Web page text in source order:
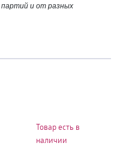
партий и от разных
Товар есть в
наличии